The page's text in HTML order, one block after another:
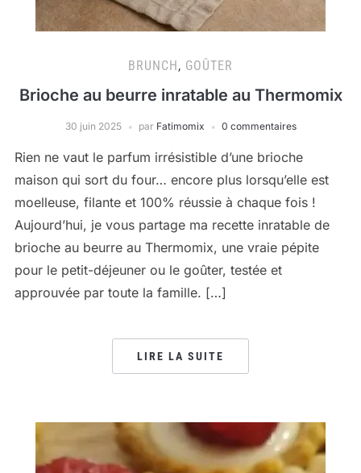
BRUNCH, GOÛTER
Brioche au beurre inratable au Thermomix
30 juin 2025 par Fatimomix 0 commentaires
Rien ne vaut le parfum irrésistible d’une brioche
maison qui sort du four… encore plus lorsqu’elle est
moelleuse, filante et 100% réussie à chaque fois !
Aujourd’hui, je vous partage ma recette inratable de
brioche au beurre au Thermomix, une vraie pépite
pour le petit-déjeuner ou le goûter, testée et
approuvée par toute la famille. […]
LIRE LA SUITE